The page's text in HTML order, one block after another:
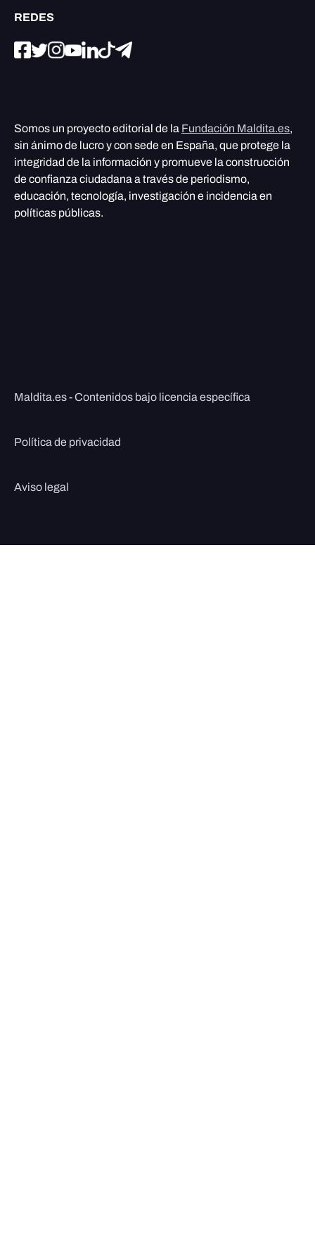
REDES
Somos un proyecto editorial de la Fundación Maldita.es,
sin ánimo de lucro y con sede en España, que protege la
integridad de la información y promueve la construcción
de confianza ciudadana a través de periodismo,
educación, tecnología, investigación e incidencia en
políticas públicas.
Maldita.es - Contenidos bajo licencia específica
Política de privacidad
Aviso legal